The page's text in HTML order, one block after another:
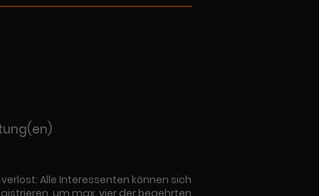
Alle Interessenten können sich
um max. vier der begehrten